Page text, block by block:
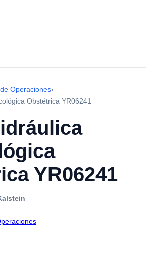
Operaciones›
Obstétrica YR06241
YR06241